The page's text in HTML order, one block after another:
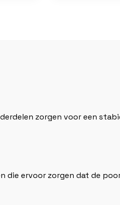
zorgen voor een
die ervoor zorgen dat de